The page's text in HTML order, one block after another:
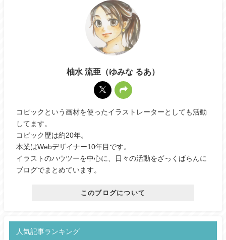
柚水 流亜（ゆみな るあ）
コピックという画材を使ったイラストレーターとしても活動
してます。
コピック歴は約20年。
本業はWebデザイナー10年目です。
イラストのハウツーを中心に、日々の活動をざっくばらんに
ブログでまとめています。
このブログについて
人気記事ランキング